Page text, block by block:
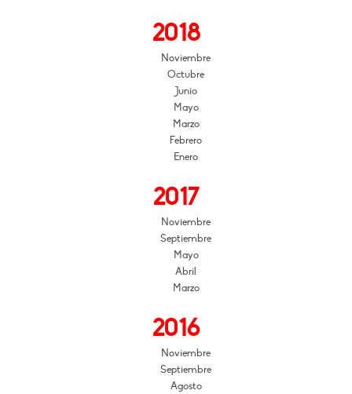
2018
Noviembre
Octubre
Junio
Mayo
Marzo
Febrero
Enero
2017
Noviembre
Septiembre
Mayo
Abril
Marzo
2016
Noviembre
Septiembre
Agosto